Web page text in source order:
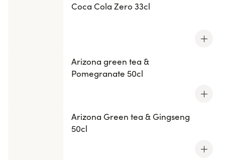
Coca Cola Zero 33cl
Arizona green tea &
Pomegranate 50cl
Arizona Green tea & Gingseng
50cl